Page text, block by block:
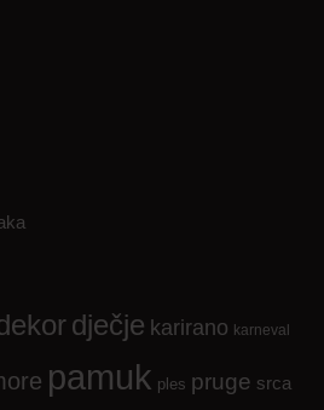
dječje karirano karneval
pamuk ples pruge srca